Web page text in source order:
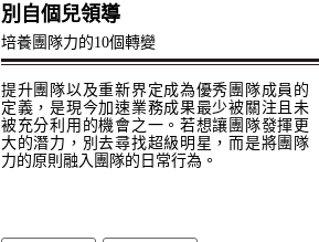
別自個兒領導
培養團隊力的10個轉變
提升團隊以及重新界定成為優秀團隊成員的
定義，是現今加速業務成果最少被關注且未
被充分利用的機會之一。若想讓團隊發揮更
大的潛力，別去尋找超級明星，而是將團隊
力的原則融入團隊的日常行為。